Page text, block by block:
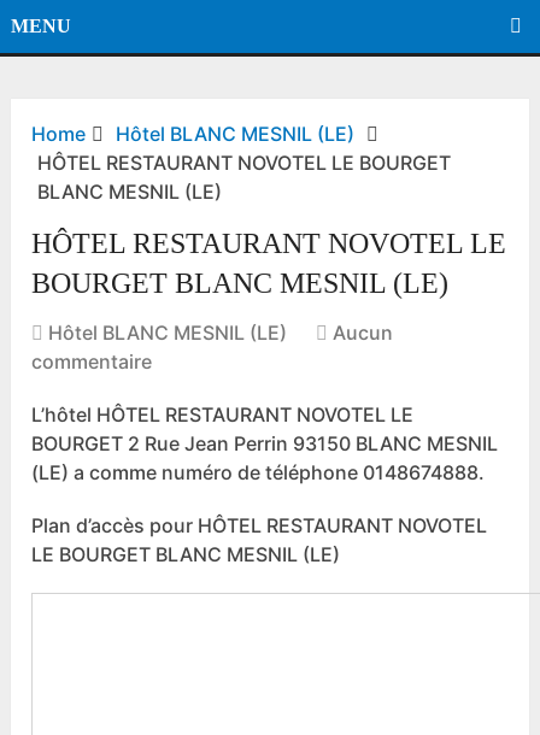
MENU
Home
Hôtel BLANC MESNIL (LE)
HÔTEL RESTAURANT NOVOTEL LE BOURGET
BLANC MESNIL (LE)
HÔTEL RESTAURANT NOVOTEL LE
BOURGET BLANC MESNIL (LE)
Hôtel BLANC MESNIL (LE)
Aucun
commentaire
L’hôtel HÔTEL RESTAURANT NOVOTEL LE
BOURGET 2 Rue Jean Perrin 93150 BLANC MESNIL
(LE) a comme numéro de téléphone 0148674888.
Plan d’accès pour HÔTEL RESTAURANT NOVOTEL
LE BOURGET BLANC MESNIL (LE)